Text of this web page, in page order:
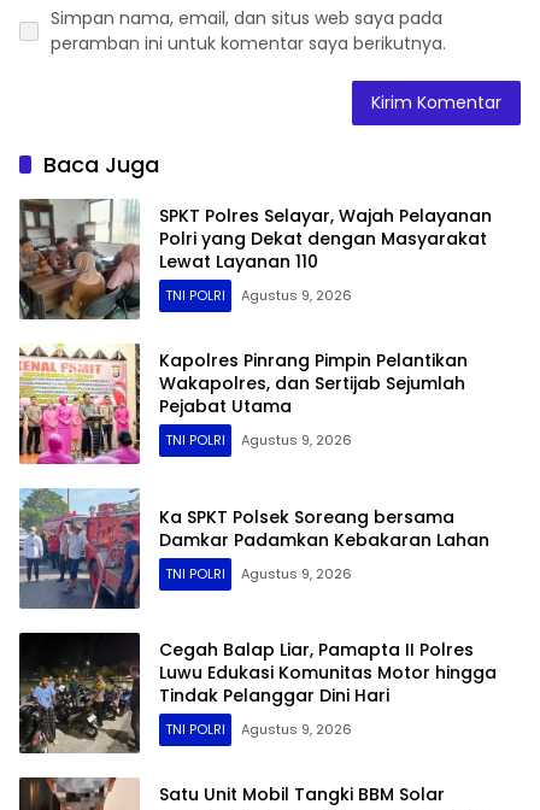
Simpan nama, email, dan situs web saya pada
peramban ini untuk komentar saya berikutnya.
Baca Juga
SPKT Polres Selayar, Wajah Pelayanan
Polri yang Dekat dengan Masyarakat
Lewat Layanan 110
TNI POLRI Agustus 9, 2026
Kapolres Pinrang Pimpin Pelantikan
Wakapolres, dan Sertijab Sejumlah
Pejabat Utama
TNI POLRI Agustus 9, 2026
Ka SPKT Polsek Soreang bersama
Damkar Padamkan Kebakaran Lahan
TNI POLRI Agustus 9, 2026
Cegah Balap Liar, Pamapta II Polres
Luwu Edukasi Komunitas Motor hingga
Tindak Pelanggar Dini Hari
TNI POLRI Agustus 9, 2026
Satu Unit Mobil Tangki BBM Solar